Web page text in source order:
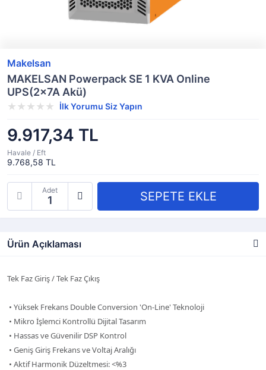
Makelsan
MAKELSAN Powerpack SE 1 KVA Online
UPS(2x7A Akü)
İlk Yorumu Siz Yapın
9.917,34 TL
Havale / Eft
9.768,58 TL
Adet
Ürün Açıklaması
Tek Faz Giriş / Tek Faz Çıkış
• Yüksek Frekans Double Conversion 'On-Line' Teknoloji
• Mikro İşlemci Kontrollü Dijital Tasarım
• Hassas ve Güvenilir DSP Kontrol
• Geniş Giriş Frekans ve Voltaj Aralığı
• Aktif Harmonik Düzeltmesi: <%3